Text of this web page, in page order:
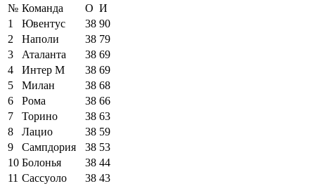
№ Команда О И
1
Ювентус 38 90
2
Наполи 38 79
3
Аталанта 38 69
4
Интер М 38 69
5
Милан 38 68
6
Рома 38 66
7
Торино 38 63
8
Лацио 38 59
9
Сампдория 38 53
10 Болонья 38 44
11 Сассуоло 38 43